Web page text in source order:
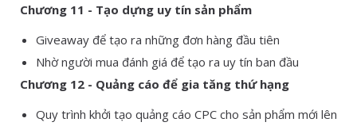
Chương 11 - Tạo dựng uy tín sản phẩm
Giveaway để tạo ra những đơn hàng đầu tiên
Nhờ người mua đánh giá để tạo ra uy tín ban đầu
Chương 12 - Quảng cáo để gia tăng thứ hạng
Quy trình khởi tạo quảng cáo CPC cho sản phẩm mới lên